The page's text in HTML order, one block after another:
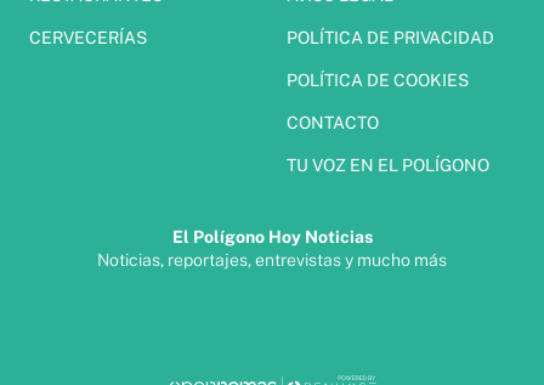
CERVECERÍAS POLÍTICA DE PRIVACIDAD
POLÍTICA DE COOKIES
CONTACTO
TU VOZ EN EL POLÍGONO
El Polígono Hoy Noticias
Noticias, reportajes, entrevistas y mucho más